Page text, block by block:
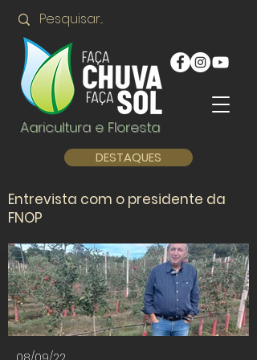
Agricultura e Floresta
DESTAQUES
Entrevista com o presidente da
FNOP